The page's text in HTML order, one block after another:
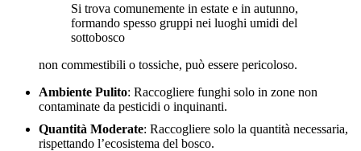
Si trova comunemente in estate e in autunno,
formando spesso gruppi nei luoghi umidi del
sottobosco
non commestibili o tossiche, può essere pericoloso.
Ambiente Pulito: Raccogliere funghi solo in zone non
contaminate da pesticidi o inquinanti.
Quantità Moderate: Raccogliere solo la quantità necessaria,
rispettando l’ecosistema del bosco.